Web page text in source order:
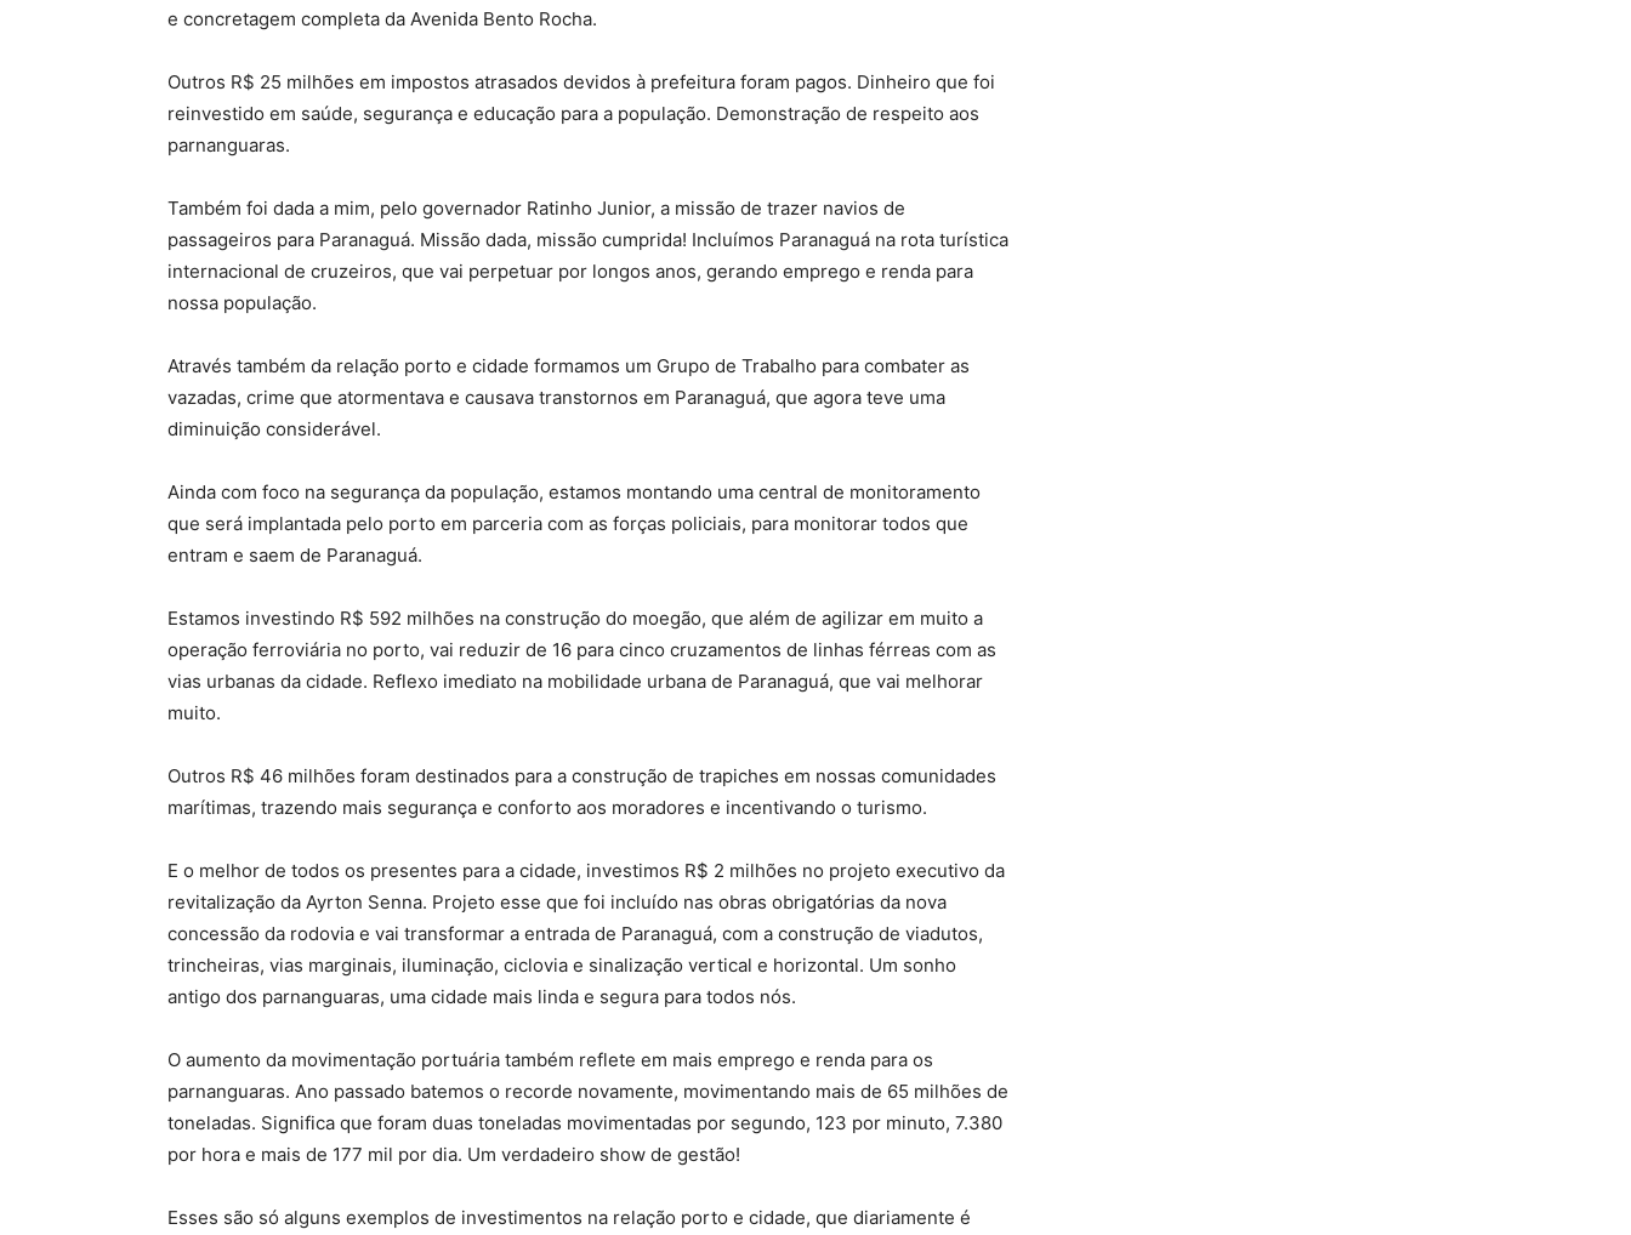
e concretagem completa da Avenida Bento Rocha.
Outros R$ 25 milhões em impostos atrasados devidos à prefeitura foram pagos. Dinheiro que foi
reinvestido em saúde, segurança e educação para a população. Demonstração de respeito aos
parnanguaras.
Também foi dada a mim, pelo governador Ratinho Junior, a missão de trazer navios de
passageiros para Paranaguá. Missão dada, missão cumprida! Incluímos Paranaguá na rota turística
internacional de cruzeiros, que vai perpetuar por longos anos, gerando emprego e renda para
nossa população.
Através também da relação porto e cidade formamos um Grupo de Trabalho para combater as
vazadas, crime que atormentava e causava transtornos em Paranaguá, que agora teve uma
diminuição considerável.
Ainda com foco na segurança da população, estamos montando uma central de monitoramento
que será implantada pelo porto em parceria com as forças policiais, para monitorar todos que
entram e saem de Paranaguá.
Estamos investindo R$ 592 milhões na construção do moegão, que além de agilizar em muito a
operação ferroviária no porto, vai reduzir de 16 para cinco cruzamentos de linhas férreas com as
vias urbanas da cidade. Reflexo imediato na mobilidade urbana de Paranaguá, que vai melhorar
muito.
Outros R$ 46 milhões foram destinados para a construção de trapiches em nossas comunidades
marítimas, trazendo mais segurança e conforto aos moradores e incentivando o turismo.
E o melhor de todos os presentes para a cidade, investimos R$ 2 milhões no projeto executivo da
revitalização da Ayrton Senna. Projeto esse que foi incluído nas obras obrigatórias da nova
concessão da rodovia e vai transformar a entrada de Paranaguá, com a construção de viadutos,
trincheiras, vias marginais, iluminação, ciclovia e sinalização vertical e horizontal. Um sonho
antigo dos parnanguaras, uma cidade mais linda e segura para todos nós.
O aumento da movimentação portuária também reflete em mais emprego e renda para os
parnanguaras. Ano passado batemos o recorde novamente, movimentando mais de 65 milhões de
toneladas. Significa que foram duas toneladas movimentadas por segundo, 123 por minuto, 7.380
por hora e mais de 177 mil por dia. Um verdadeiro show de gestão!
Esses são só alguns exemplos de investimentos na relação porto e cidade, que diariamente é